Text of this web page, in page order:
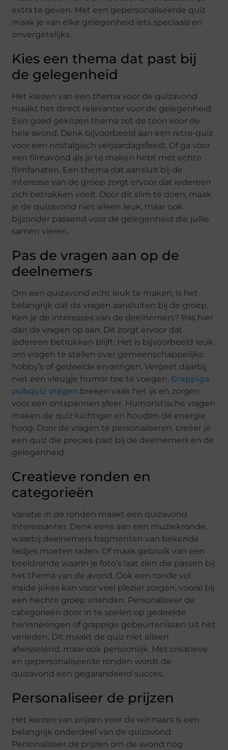
extra te geven. Met een gepersonaliseerde quiz
maak je van elke gelegenheid iets speciaals en
onvergetelijks.
Kies een thema dat past bij
de gelegenheid
Het kiezen van een thema voor de quizavond
maakt het direct relevanter voor de gelegenheid.
Een goed gekozen thema zet de toon voor de
hele avond. Denk bijvoorbeeld aan een retro-quiz
voor een nostalgisch verjaardagsfeest. Of ga voor
een filmavond als je te maken hebt met echte
filmfanaten. Een thema dat aansluit bij de
interesse van de groep zorgt ervoor dat iedereen
zich betrokken voelt. Door dit slim te doen, maak
je de quizavond niet alleen leuk, maar ook
bijzonder passend voor de gelegenheid die jullie
samen vieren.
Pas de vragen aan op de
deelnemers
Om een quizavond echt leuk te maken, is het
belangrijk dat de vragen aansluiten bij de groep.
Ken je de interesses van de deelnemers? Pas hier
dan de vragen op aan. Dit zorgt ervoor dat
iedereen betrokken blijft. Het is bijvoorbeeld leuk
om vragen te stellen over gemeenschappelijke
hobby’s of gedeelde ervaringen. Vergeet daarbij
niet een vleugje humor toe te voegen. Grappige
pubquiz vragen breken vaak het ijs en zorgen
voor een ontspannen sfeer. Humoristische vragen
maken de quiz luchtiger en houden de energie
hoog. Door de vragen te personaliseren, creëer je
een quiz die precies past bij de deelnemers en de
gelegenheid.
Creatieve ronden en
categorieën
Variatie in de ronden maakt een quizavond
interessanter. Denk eens aan een muziekronde,
waarbij deelnemers fragmenten van bekende
liedjes moeten raden. Of maak gebruik van een
beeldronde waarin je foto’s laat zien die passen bij
het thema van de avond. Ook een ronde vol
inside jokes kan voor veel plezier zorgen, vooral bij
een hechte groep vrienden. Personaliseer de
categorieën door in te spelen op gedeelde
herinneringen of grappige gebeurtenissen uit het
verleden. Dit maakt de quiz niet alleen
afwisselend, maar ook persoonlijk. Met creatieve
en gepersonaliseerde ronden wordt de
quizavond een gegarandeerd succes.
Personaliseer de prijzen
Het kiezen van prijzen voor de winnaars is een
belangrijk onderdeel van de quizavond.
Personaliseer de prijzen om de avond nog